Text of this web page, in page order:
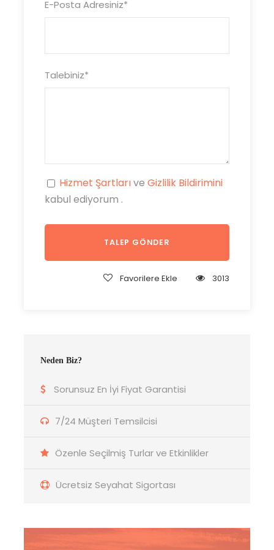
E-Posta Adresiniz*
Talebiniz*
Hizmet Şartlarıve Gizlilik Bildirimini
kabul ediyorum .
Favorilere Ekle 3013
Neden Biz?
Sorunsuz En İyi Fiyat Garantisi
7/24 Müşteri Temsilcisi
Özenle Seçilmiş Turlar ve Etkinlikler
Ücretsiz Seyahat Sigortası